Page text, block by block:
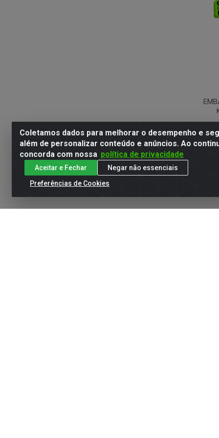
Coletamos dados para melhorar o desempenho e
além de personalizar conteúdo e anúncios. Ao
concorda com nossa política de privacidade
Aceitar e Fechar
Negar não essenciais
Preferências de Cookies